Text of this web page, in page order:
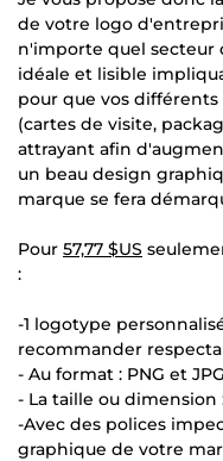
de votre logo
n'importe quel secteur
idéale et lisible
pour que vos
(cartes de visite,
attrayant afin
un beau design
marque se fera
Pour 57,77 $US
:
-1 logotype
recommander
- Au format : PNG et JPG
- La taille ou
-Avec des polices
graphique de votre